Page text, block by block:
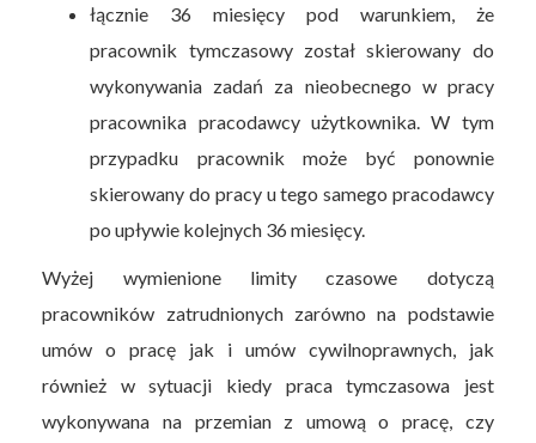
łącznie 36 miesięcy pod warunkiem, że
pracownik tymczasowy został skierowany do
wykonywania zadań za nieobecnego w pracy
pracownika pracodawcy użytkownika. W tym
przypadku pracownik może być ponownie
skierowany do pracy u tego samego pracodawcy
po upływie kolejnych 36 miesięcy.
Wyżej wymienione limity czasowe dotyczą
pracowników zatrudnionych zarówno na podstawie
umów o pracę jak i umów cywilnoprawnych, jak
również w sytuacji kiedy praca tymczasowa jest
wykonywana na przemian z umową o pracę, czy